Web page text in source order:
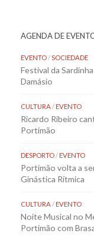
AGENDA DE
EVENTO/SOCIEDADE
Festival da
Damásio
CULTURA/EVENTO
Ricardo Ribeiro
Portimão
DESPORTO/EVENTO
Portimão volta a
Ginástica Rítmica
CULTURA/EVENTO
Noite Musical no
Portimão com